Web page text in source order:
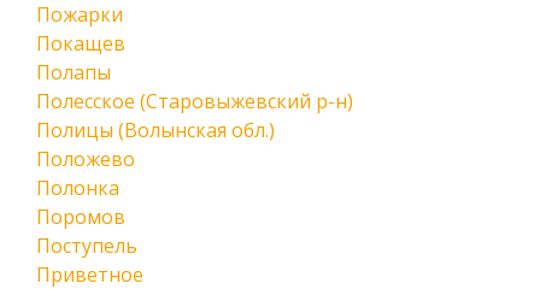
Пожарки
Покащев
Полапы
Полесское (Старовыжевский р-н)
Полицы (Волынская обл.)
Положево
Полонка
Поромов
Поступель
Приветное